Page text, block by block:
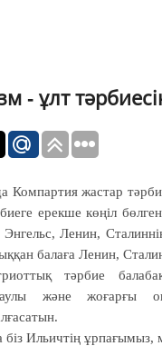
‑ ұлт
Компартия жастар
ерекше көңіл
Ленин, Сталиннің
балаға Ленин,
тәрбие
және жоғарғы
біз Ильичтің ұрпағымыз,